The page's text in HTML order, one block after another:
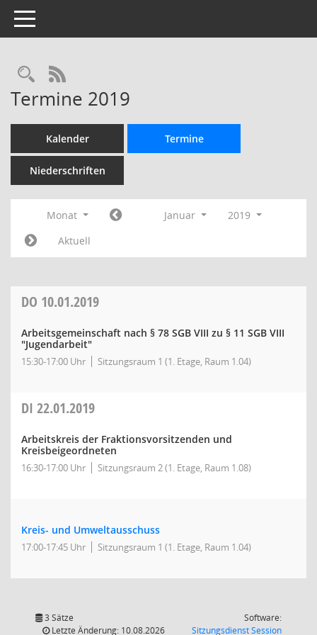
Toggle navigation
Rechercheauswahl
RSS-Feed
Termine 2019
Kalender Termine
Niederschriften
Monat Januar
2019
Aktuell
DO 10.01.2019
Arbeitsgemeinschaft nach § 78 SGB VIII zu § 11 SGB VIII
"Jugendarbeit"
15:30-17:00 Uhr Sitzungsraum 1 (1. Etage, Raum 1.04)
DI 22.01.2019
Arbeitskreis der Fraktionsvorsitzenden und
Kreisbeigeordneten
16:30-17:00 Uhr Sitzungsraum 2 (1. Etage, Raum 1.08)
Kreis- und Umweltausschuss
17:00-17:45 Uhr Sitzungsraum 1 (1. Etage, Raum 1.04)
3 Sätze
Letzte Änderung: 10.08.2026
Software:
SitzungsdienstSession(Wird in